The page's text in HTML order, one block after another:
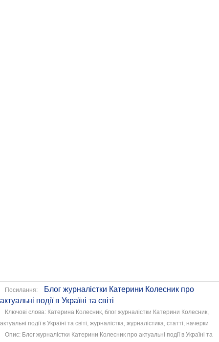
Посилання:
Блог журналістки Катерини Колесник про
актуальні події в Україні та світі
Ключові слова: Катерина Колесник, блог журналістки Катерини Колесник,
актуальні події в Україні та світі, журналістка, журналістика, статті, начерки
Опис: Блог журналістки Катерини Колесник про актуальні події в Україні та